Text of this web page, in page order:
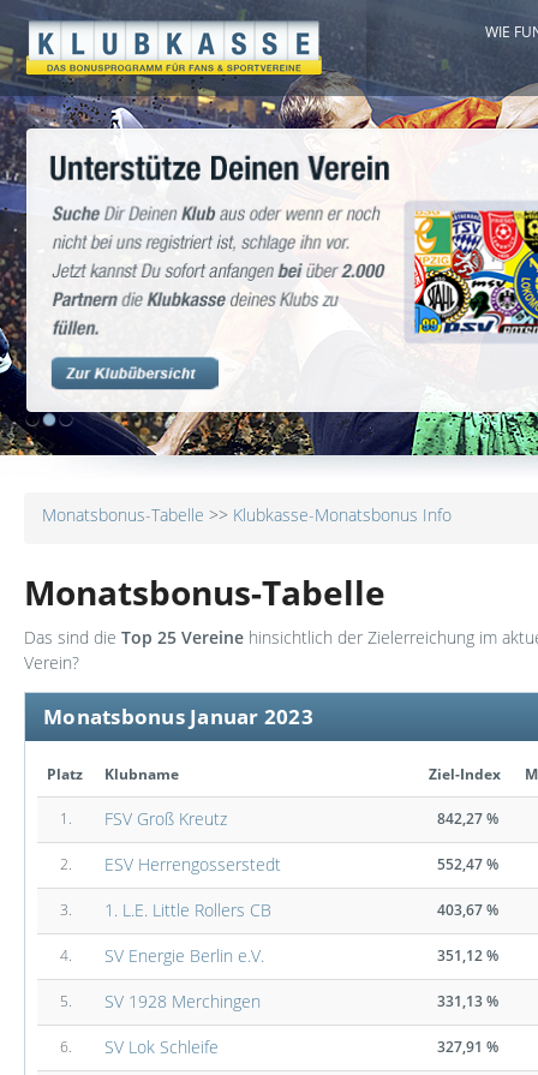
WIE
1
Monatsbonus-Tabelle >> Klubkasse-Monatsbonus Info
Monatsbonus-Tabelle
Das sind die Top 25 Vereine hinsichtlich der Zielerreichung im
Verein?
Monatsbonus Januar 2023
Platz Klubname Ziel-Index
1. FSV Groß Kreutz 842,27 %
2. ESV Herrengosserstedt 552,47 %
3. 1. L.E. Little Rollers CB 403,67 %
4. SV Energie Berlin e.V. 351,12 %
5. SV 1928 Merchingen 331,13 %
6. SV Lok Schleife 327,91 %